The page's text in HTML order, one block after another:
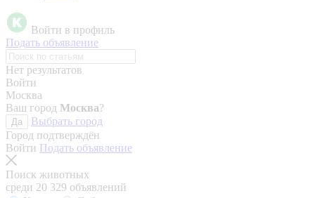
Войти в профиль
Подать объявление
Нет результатов
Войти
Москва
Ваш город Москва?
Да
Выбрать город
Город подтверждён
Войти Подать объявление
Поиск животных
среди 20 329 объявлений